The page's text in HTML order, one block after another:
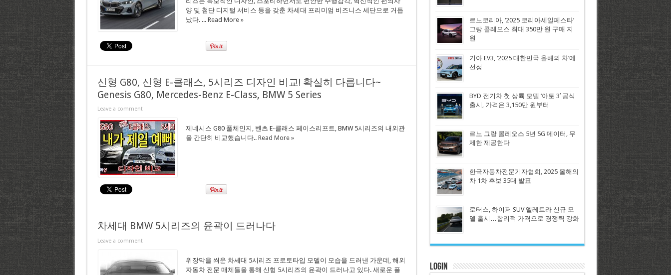
양 및 첨단 디지털 서비스 등을 갖춘 차세대 프리미엄 비즈니스 세단으로 거듭
났다. ... Read More »
신형 G80, 신형 E-클래스, 5시리즈 디자인 비교! 확실히 다릅니다~
Genesis G80, Mercedes-Benz E-Class, BMW 5 Series
Leave a comment
제네시스 G80 풀체인지, 벤츠 E-클래스 페이스리프트, BMW 5시리즈의 내외관
을 간단히 비교했습니다.. Read More »
차세대 BMW 5시리즈의 윤곽이 드러나다
Leave a comment
위장막을 씌운 차세대 5시리즈 프로토타입 모델이 모습을 드러낸 가운데, 해외
자동차 전문 매체들을 통해 신형 5시리즈의 윤곽이 드러나고 있다. 새로운 플
르노코리아, ‘2025 코리아세일페스타’
그랑 콜레오스 최대 350만 원 구매 지
원
기아 EV3, ‘2025 대한민국 올해의 차’에
선정
BYD 전기차 첫 상륙 모델 ‘아토 3′ 공식
출시, 가격은 3,150만 원부터
르노 그랑 콜레오스 5년 5G 데이터, 무
제한 제공한다
한국자동차전문기자협회, 2025 올해의
차 1차 후보 35대 발표
로터스, 하이퍼 SUV 엘레트라 신규 모
델 출시…합리적 가격으로 경쟁력 강화
Login